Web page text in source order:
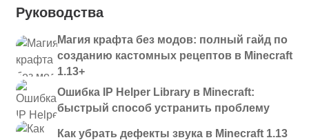
Руководства
Магия крафта без модов: полный гайд по
созданию кастомных рецептов в Minecraft
1.13+
Ошибка IP Helper Library в Minecraft:
быстрый способ устранить проблему
Как убрать дефекты звука в Minecraft 1.13